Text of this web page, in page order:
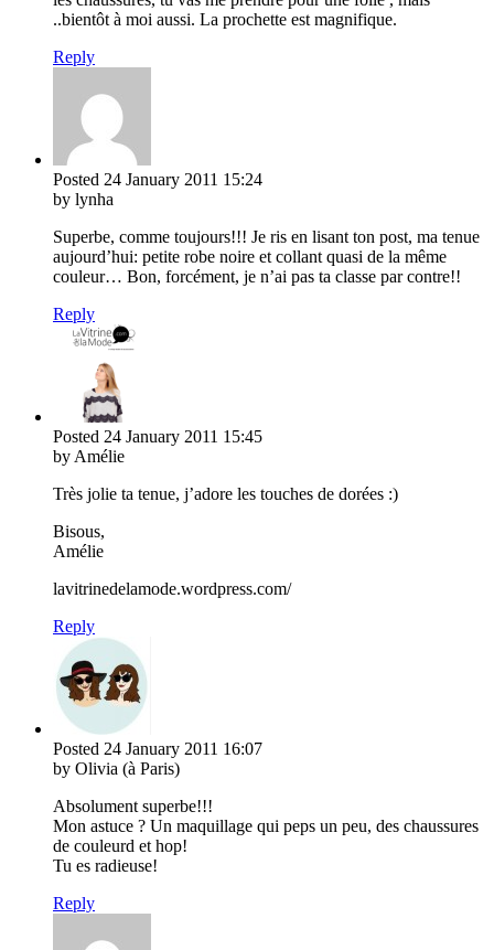
..bientôt à moi aussi. La prochette est magnifique.
Reply
Posted 24 January 2011 15:24
by lynha
Superbe, comme toujours!!! Je ris en lisant ton post, ma tenue
aujourd’hui: petite robe noire et collant quasi de la même
couleur… Bon, forcément, je n’ai pas ta classe par contre!!
Reply
Posted 24 January 2011 15:45
by Amélie
Très jolie ta tenue, j’adore les touches de dorées :)
Bisous,
Amélie
lavitrinedelamode.wordpress.com/
Reply
Posted 24 January 2011 16:07
by Olivia (à Paris)
Absolument superbe!!!
Mon astuce ? Un maquillage qui peps un peu, des chaussures
de couleurd et hop!
Tu es radieuse!
Reply